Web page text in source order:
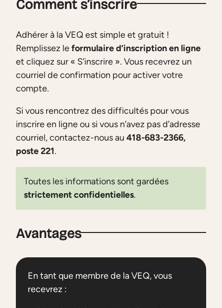
Comment s’inscrire
Adhérer à la VEQ est simple et gratuit !
Remplissez leformulaire d’inscription en ligne
et cliquez sur « S’inscrire ». Vous recevrez un
courriel de confirmation pour activer votre
compte.
Si vous rencontrez des difficultés pour vous
inscrire en ligne ou si vous n’avez pas d’adresse
courriel, contactez-nous au 418-683-2366,
poste 221.
Toutes les informations sont gardées
strictement confidentielles.
Avantages
En tant que membre de la VEQ, vous
recevrez :